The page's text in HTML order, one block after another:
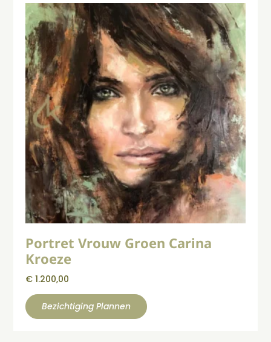
Portret Vrouw Groen Carina
Kroeze
€ 1.200,00
Bezichtiging Plannen